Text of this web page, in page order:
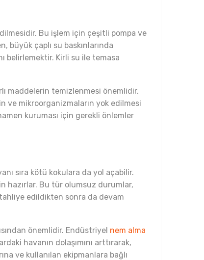
Bu işlem için çeşitli pompa ve
büyük çaplı su baskınlarında
belirlemektir. Kirli su ile temasa
maddelerin temizlenmesi önemlidir.
ve mikroorganizmaların yok edilmesi
kuruması için gerekli önlemler
sıra kötü kokulara da yol açabilir.
hazırlar. Bu tür olumsuz durumlar,
edildikten sonra da devam
önemlidir. Endüstriyel nem alma
havanın dolaşımını arttırarak,
ve kullanılan ekipmanlara bağlı